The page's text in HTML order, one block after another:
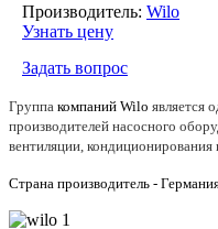
Производитель: Wilo
Узнать цену
Задать вопрос
Группа компаний Wilo является
производителей насосного
вентиляции, кондиционирования
Страна производитель -